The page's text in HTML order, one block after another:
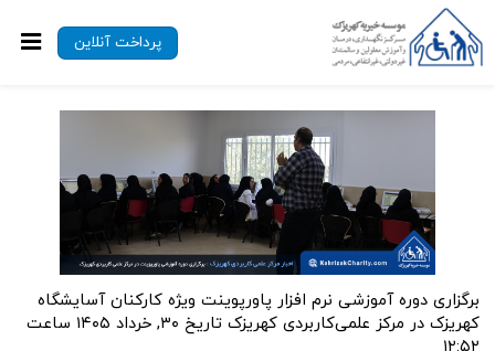
پرداخت آنلاین
برگزاری دوره آموزشی نرم افزار پاورپوینت ویژه کارکنان آسایشگاه
کهریزک در مرکز علمی‌کاربردی کهریزک
تاریخ ۳۰, خرداد ۱۴۰۵ ساعت